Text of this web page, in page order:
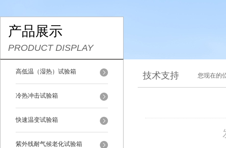
产品展示
PRODUCT DISPLAY
高低温（湿热）试验箱
冷热冲击试验箱
快速温变试验箱
紫外线耐气候老化试验箱
技术支持 您现在的